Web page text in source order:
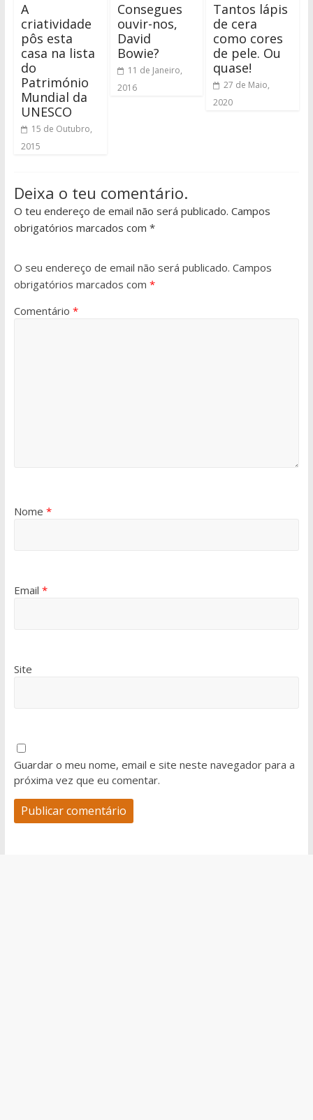
A
criatividade
pôs esta
casa na lista
do
Património
Mundial da
UNESCO
15 de Outubro,
2015
Consegues
ouvir-nos,
David
Bowie?
11 de Janeiro,
2016
Tantos lápis
de cera
como cores
de pele. Ou
quase!
27 de Maio,
2020
Deixa o teu comentário.
O teu endereço de email não será publicado. Campos
obrigatórios marcados com *
O seu endereço de email não será publicado. Campos
obrigatórios marcados com *
Comentário *
Nome *
Email *
Site
Guardar o meu nome, email e site neste navegador para a
próxima vez que eu comentar.